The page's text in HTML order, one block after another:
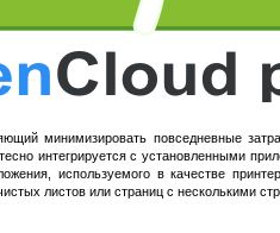
минимизировать повседневные
интегрируется с установленными
используемого в качестве
листов или страниц с несколькими